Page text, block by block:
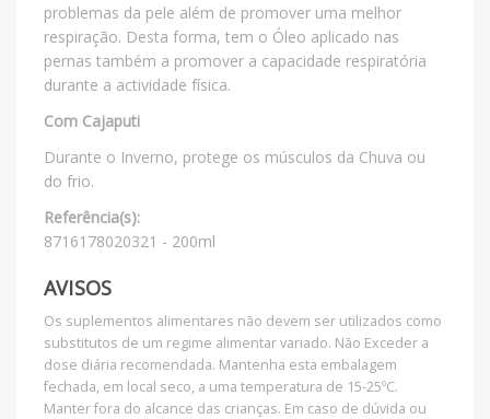
problemas da pele além de promover uma melhor
respiração. Desta forma, tem o Óleo aplicado nas
pernas também a promover a capacidade respiratória
durante a actividade física.
Com Cajaputi
Durante o Inverno, protege os músculos da Chuva ou
do frio.
Referência(s):
8716178020321 - 200ml
AVISOS
Os suplementos alimentares não devem ser utilizados como
substitutos de um regime alimentar variado. Não Exceder a
dose diária recomendada. Mantenha esta embalagem
fechada, em local seco, a uma temperatura de 15-25ºC.
Manter fora do alcance das crianças. Em caso de dúvida ou